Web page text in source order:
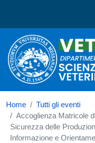
Dipartimento
Home
Tutti gli eventi
Accoglienza Matricole
Sicurezza delle
Informazione e